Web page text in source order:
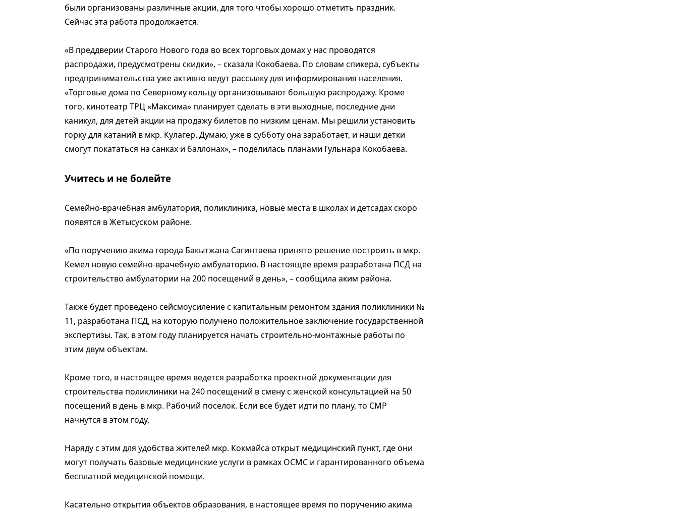
были организованы различные акции, для того чтобы хорошо отметить праздник.
Сейчас эта работа продолжается.
«В преддверии Старого Нового года во всех торговых домах у нас проводятся
распродажи, предусмотрены скидки», – сказала Кокобаева. По словам спикера, субъекты
предпринимательства уже активно ведут рассылку для информирования населения.
«Торговые дома по Северному кольцу организовывают большую распродажу. Кроме
того, кинотеатр ТРЦ «Максима» планирует сделать в эти выходные, последние дни
каникул, для детей акции на продажу билетов по низким ценам. Мы решили установить
горку для катаний в мкр. Кулагер. Думаю, уже в субботу она заработает, и наши детки
смогут покататься на санках и баллонах», – поделилась планами Гульнара Кокобаева.
Учитесь и не болейте
Семейно-врачебная амбулатория, поликлиника, новые места в школах и детсадах скоро
появятся в Жетысуском районе.
«По поручению акима города Бакытжана Сагинтаева принято решение построить в мкр.
Кемел новую семейно-врачебную амбулаторию. В настоящее время разработана ПСД на
строительство амбулатории на 200 посещений в день», – сообщила аким района.
Также будет проведено сейсмоусиление с капитальным ремонтом здания поликлиники №
11, разработана ПСД, на которую получено положительное заключение государственной
экспертизы. Так, в этом году планируется начать строительно-монтажные работы по
этим двум объектам.
Кроме того, в настоящее время ведется разработка проектной документации для
строительства поликлиники на 240 посещений в смену с женской консультацией на 50
посещений в день в мкр. Рабочий поселок. Если все будет идти по плану, то СМР
начнутся в этом году.
Наряду с этим для удобства жителей мкр. Кокмайса открыт медицинский пункт, где они
могут получать базовые медицинские услуги в рамках ОСМС и гарантированного объема
бесплатной медицинской помощи.
Касательно открытия объектов образования, в настоящее время по поручению акима